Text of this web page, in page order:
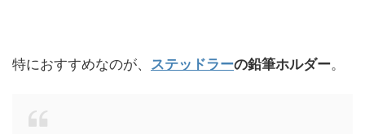
特におすすめなのが、 ステッドラーの鉛筆ホルダー。